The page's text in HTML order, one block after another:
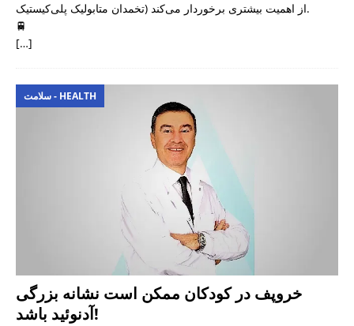
تخمدان متابولیک پلی‌کیستیک) از اهمیت بیشتری برخوردار می‌کند.
🚆
[…]
سلامت - HEALTH
خروپف در کودکان ممکن است نشانه بزرگی
آدنوئید باشد!